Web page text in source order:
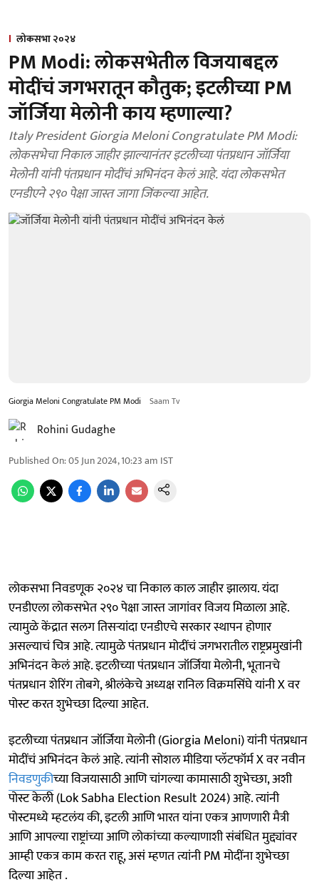
लोकसभा २०२४
PM Modi: लोकसभेतील विजयाबद्दल
मोदींचं जगभरातून कौतुक; इटलीच्या PM
जॉर्जिया मेलोनी काय म्हणाल्या?
Italy President Giorgia Meloni Congratulate PM Modi:
लोकसभेचा निकाल जाहीर झाल्यानंतर इटलीच्या पंतप्रधान जॉर्जिया
मेलोनी यांनी पंतप्रधान मोदींचं अभिनंदन केलं आहे. यंदा लोकसभेत
एनडीएने २९० पेक्षा जास्त जागा जिंकल्या आहेत.
Giorgia Meloni Congratulate PM Modi Saam Tv
Rohini Gudaghe
Published On:05 Jun 2024, 10:23 am IST
लोकसभा निवडणूक २०२४ चा निकाल काल जाहीर झालाय. यंदा
एनडीएला लोकसभेत २९० पेक्षा जास्त जागांवर विजय मिळाला आहे.
त्यामुळे केंद्रात सलग तिसऱ्यांदा एनडीएचे सरकार स्थापन होणार
असल्याचं चित्र आहे. त्यामुळे पंतप्रधान मोदींचं जगभरातील राष्ट्रप्रमुखांनी
अभिनंदन केलं आहे. इटलीच्या पंतप्रधान जॉर्जिया मेलोनी, भूतानचे
पंतप्रधान शेरिंग तोबगे, श्रीलंकेचे अध्यक्ष रानिल विक्रमसिंघे यांनी X वर
पोस्ट करत शुभेच्छा दिल्या आहेत.
इटलीच्या पंतप्रधान जॉर्जिया मेलोनी (Giorgia Meloni) यांनी पंतप्रधान
मोदींचं अभिनंदन केलं आहे. त्यांनी सोशल मीडिया प्लॅटफॉर्म X वर नवीन
निवडणुकीच्या विजयासाठी आणि चांगल्या कामासाठी शुभेच्छा, अशी
पोस्ट केली (Lok Sabha Election Result 2024) आहे. त्यांनी
पोस्टमध्ये म्हटलंय की, इटली आणि भारत यांना एकत्र आणणारी मैत्री
आणि आपल्या राष्ट्रांच्या आणि लोकांच्या कल्याणाशी संबंधित मुद्द्यांवर
आम्ही एकत्र काम करत राहू, असं म्हणत त्यांनी PM मोदींना शुभेच्छा
दिल्या आहेत .